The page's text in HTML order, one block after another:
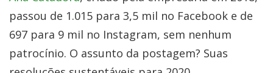
passou de 1.015 para 3,5 mil no Facebook e de
697 para 9 mil no Instagram, sem nenhum
patrocínio. O assunto da postagem? Suas